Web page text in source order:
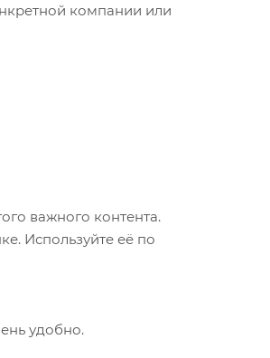
компании или
важного контента.
Используйте её по
удобно.